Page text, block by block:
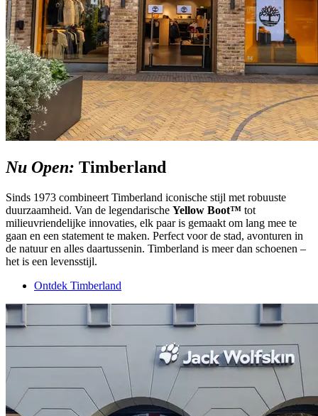
Nu Open: Timberland
Sinds 1973 combineert Timberland iconische stijl met robuuste
duurzaamheid. Van de legendarische Yellow Boot™ tot
milieuvriendelijke innovaties, elk paar is gemaakt om lang mee te
gaan en een statement te maken. Perfect voor de stad, avonturen in
de natuur en alles daartussenin. Timberland is meer dan schoenen –
het is een levensstijl.
Ontdek Timberland